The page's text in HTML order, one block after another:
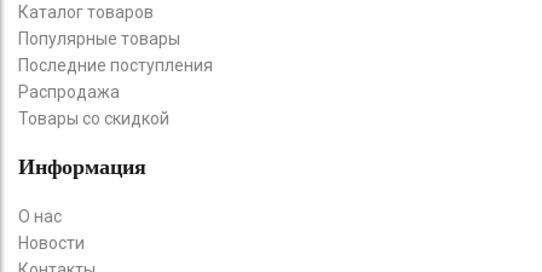
Каталог товаров
Популярные товары
Последние поступления
Распродажа
Товары со скидкой
Информация
О нас
Новости